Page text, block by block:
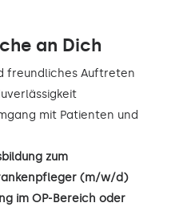
an Dich
freundliches Auftreten
mit Patienten und
zum
(m/w/d)
im OP-Bereich oder